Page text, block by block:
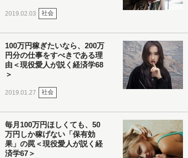
2019.02.03 社会
100万円稼ぎたいなら、200万
円分の仕事をすべきである理
由＜現役愛人が説く経済学68
＞
2019.01.27 社会
毎月100万円ほしくても、50
万円しか稼げない「保有効
果」の罠＜現役愛人が説く経
済学67＞